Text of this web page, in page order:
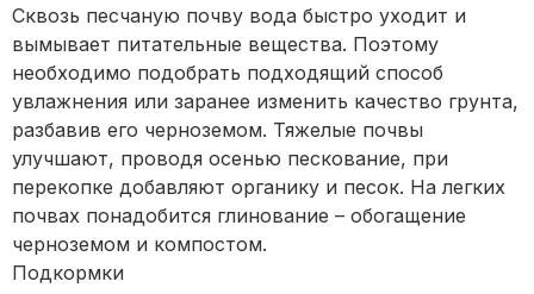
Сквозь песчаную почву вода быстро уходит и
вымывает питательные вещества. Поэтому
необходимо подобрать подходящий способ
увлажнения или заранее изменить качество грунта,
разбавив его черноземом. Тяжелые почвы
улучшают, проводя осенью пескование, при
перекопке добавляют органику и песок. На легких
почвах понадобится глинование – обогащение
черноземом и компостом.
Подкормки